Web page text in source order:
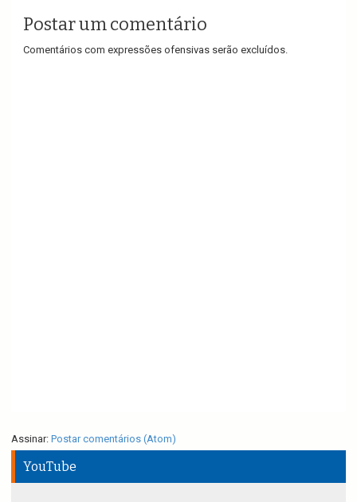
Postar um comentário
Comentários com expressões ofensivas serão excluídos.
Assinar: Postar comentários (Atom)
YouTube